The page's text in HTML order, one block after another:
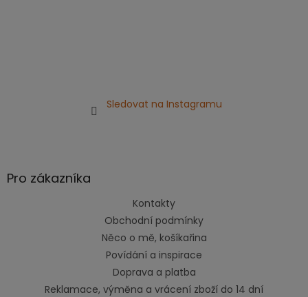
Sledovat na Instagramu
Pro zákazníka
Kontakty
Obchodní podmínky
Něco o mě, košíkařina
Povídání a inspirace
Doprava a platba
Reklamace, výměna a vrácení zboží do 14 dní